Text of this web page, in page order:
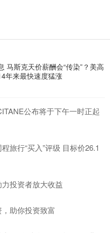
马斯克天价薪酬会“传染”？美高
年来最快速度猛涨
公布将于下午一时正起
旅行“买入”评级 目标价26.1
投资者放大收益
助你投资致富